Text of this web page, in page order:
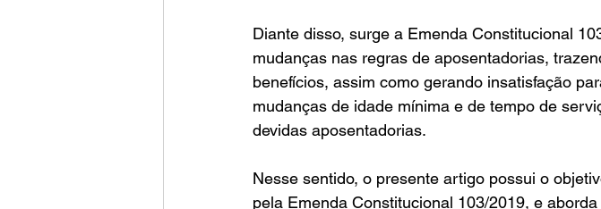
Diante disso, surge a Emenda Constitucional
mudanças nas regras de aposentadorias,
benefícios, assim como gerando insatisfação
mudanças de idade mínima e de tempo de
devidas aposentadorias.
Nesse sentido, o presente artigo possui o
pela Emenda Constitucional 103/2019, e